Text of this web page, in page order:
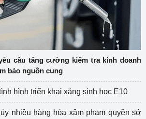
cầu tăng cường kiểm tra kinh doanh
bảo nguồn cung
hình triển khai xăng sinh học E10
nhiều hàng hóa xâm phạm quyền sở